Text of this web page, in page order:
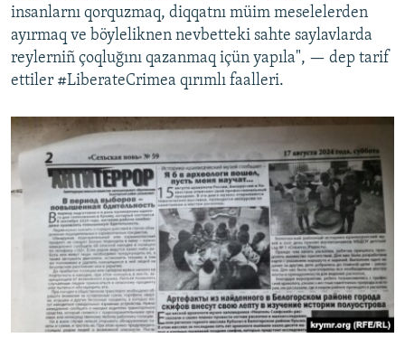
insanlarnı qorquzmaq, diqqatnı müim meselelerden
ayırmaq ve böyleliknen nevbetteki sahte saylavlarda
reylerniñ çoqluğını qazanmaq içün yapıla", — dep tarif
ettiler #LiberateCrimea qırımlı faalleri.